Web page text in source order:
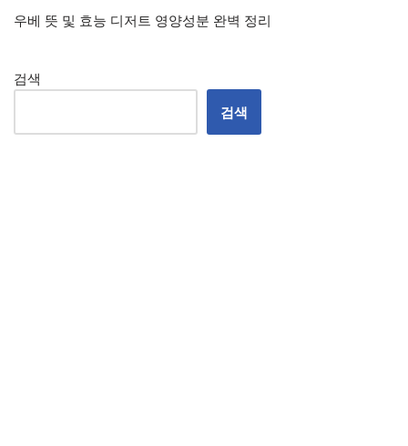
우베 뜻 및 효능 디저트 영양성분 완벽 정리
검색
검색